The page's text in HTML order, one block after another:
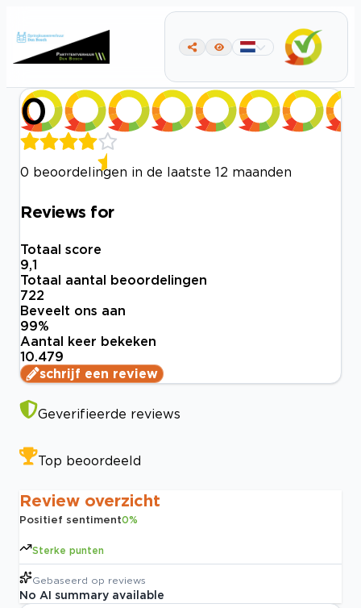
0
0 beoordelingen in de laatste 12 maanden
Reviews for
Totaal score
9,1
Totaal aantal beoordelingen
722
Beveelt ons aan
99%
Aantal keer bekeken
10.479
schrijf een review
Geverifieerde reviews
Top beoordeeld
Review overzicht
Positief sentiment0%
Sterke punten
Gebaseerd op reviews
No AI summary available